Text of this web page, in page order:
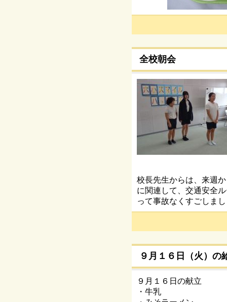
全校朝会
校長先生からは、来週
に関連して、交通安全
って事故なくすごしま
９月１６日（火）の
９月１６日の献立
・牛乳